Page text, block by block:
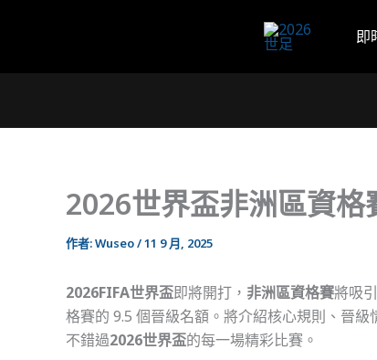
容
即
2026世界盃非洲區資
作者:Wuseo/11 9 月, 2025
2026FIFA世界盃即將開打， 非洲區資格賽將吸
格賽的 9.5 個晉級名額。將介紹核心規則、晉
不錯過2026世界盃的每一場精彩比賽。